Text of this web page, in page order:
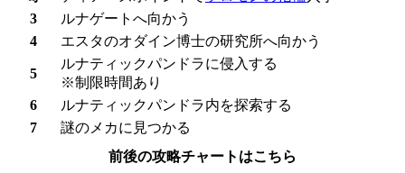
3
ルナゲートへ向かう
4
エスタのオダイン博士の研究所へ向かう
5
ルナティックパンドラに侵入する
※制限時間あり
6
ルナティックパンドラ内を探索する
7
謎のメカに見つかる
前後の攻略チャートはこちら